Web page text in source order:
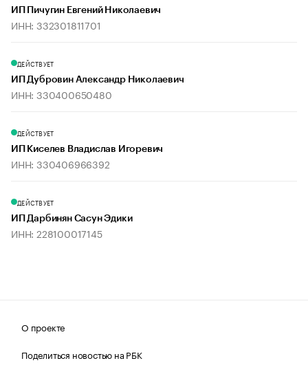
ИП Пичугин Евгений Николаевич
ИНН: 332301811701
ДЕЙСТВУЕТ
ИП Дубровин Александр Николаевич
ИНН: 330400650480
ДЕЙСТВУЕТ
ИП Киселев Владислав Игоревич
ИНН: 330406966392
ДЕЙСТВУЕТ
ИП Дарбинян Сасун Эдики
ИНН: 228100017145
О проекте
Поделиться новостью на РБК